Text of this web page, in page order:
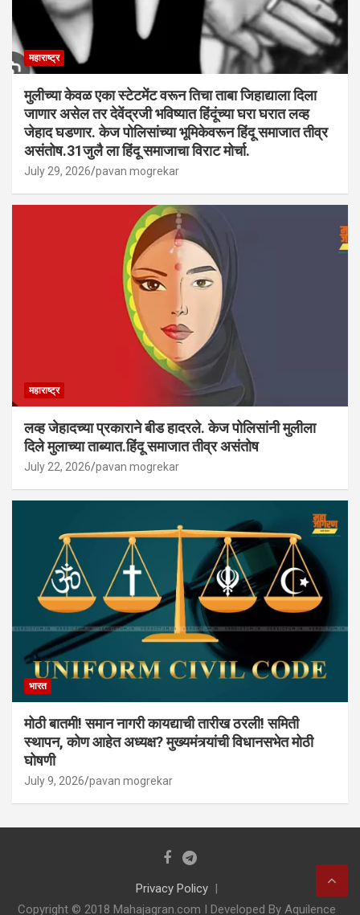
महाराष्ट्र
मुलीच्या केवळ एका स्टेटमेंट वरून तिचा ताबा जिहाद्याला दिला
जाणार असेल तर देवेंद्रजी भविष्यात हिंदूंच्या घरा घरात लव्ह
जेहाद घडणार. केज पोलिसांच्या भूमिकेवरून हिंदू समाजात तीव्र
असंतोष.31जुलै ला हिंदू समाजाचा विराट मोर्चा.
July 29, 2026 pavan mogrekar
महाराष्ट्र
लव्ह जेहादच्या प्रकाराने बीड हादरले. केज पोलिसांनी मुलीला
दिले मुलाच्या ताब्यात.हिंदू समाजात तीव्र असंतोष
July 22, 2026 pavan mogrekar
भारत
मोठी बातमी! समान नागरी कायद्याची तारीख ठरली! समिती
स्थापन, कोण आहेत अध्यक्ष? मुख्यमंत्र्यांची विधानसभेत मोठी
घोषणी
July 9, 2026 pavan mogrekar
Privacy Policy
Copyright © 2018 Mahajagran.com I Developed By Aquilence